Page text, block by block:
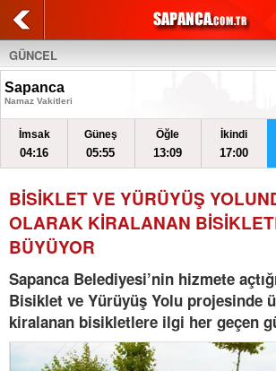
GÜNCEL
Sapanca
Namaz Vakitleri
İmsak
04:16
Güneş
05:55
Öğle
13:09
İkindi
17:00
BİSİKLET VE YÜRÜYÜŞ
OLARAK KİRALANAN
BÜYÜYOR
Sapanca Belediyesi’nin hizmete
Bisiklet ve Yürüyüş Yolu projesinde
kiralanan bisikletlere ilgi her geçen